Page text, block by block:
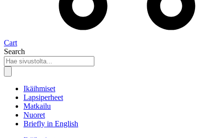
Cart
Search
Ikäihmiset
Lapsiperheet
Matkailu
Nuoret
Briefly in English